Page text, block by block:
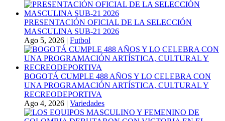
PRESENTACIÓN OFICIAL DE LA SELECCIÓN
MASCULINA SUB-21 2026
Ago 5, 2026 | Futbol
BOGOTÁ CUMPLE 488 AÑOS Y LO CELEBRA CON
UNA PROGRAMACIÓN ARTÍSTICA, CULTURAL Y
RECREODEPORTIVA
Ago 4, 2026 | Variedades